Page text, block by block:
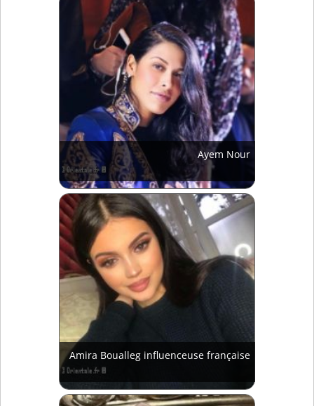
Ayem Nour
Amira Boualleg influenceuse française